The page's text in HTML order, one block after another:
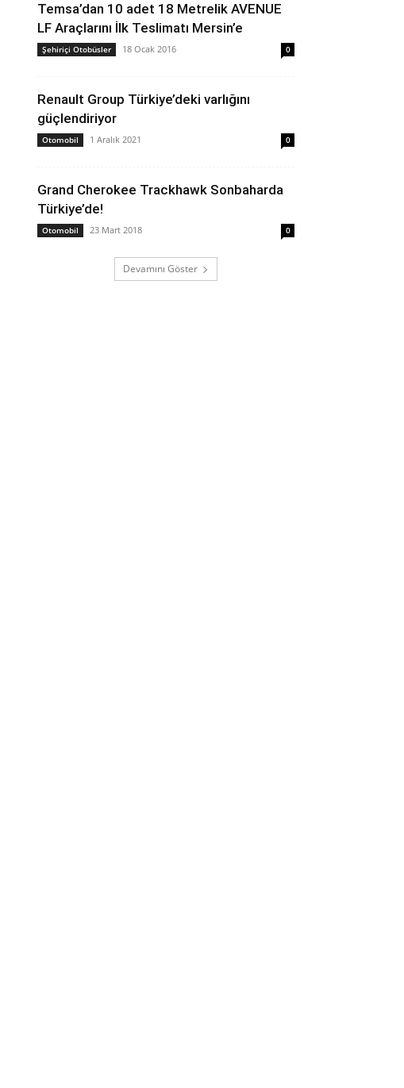
Temsa’dan 10 adet 18 Metrelik AVENUE
LF Araçlarını İlk Teslimatı Mersin’e
Şehiriçi Otobüsler 18 Ocak 2016 0
Renault Group Türkiye’deki varlığını
güçlendiriyor
Otomobil 1 Aralık 2021 0
Grand Cherokee Trackhawk Sonbaharda
Türkiye’de!
Otomobil 23 Mart 2018 0
Devamını Göster